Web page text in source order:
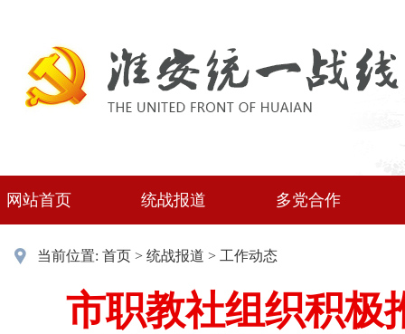
网站首页 统战报道 多党合作
当前位置: 首页 > 统战报道 > 工作动态
市职教社组织积